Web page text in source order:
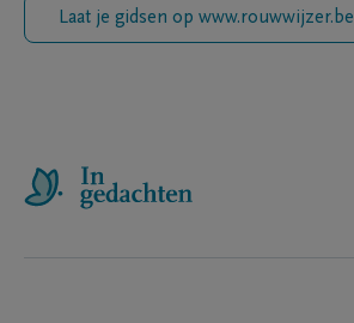
Laat je gidsen op www.rouwwijzer.be